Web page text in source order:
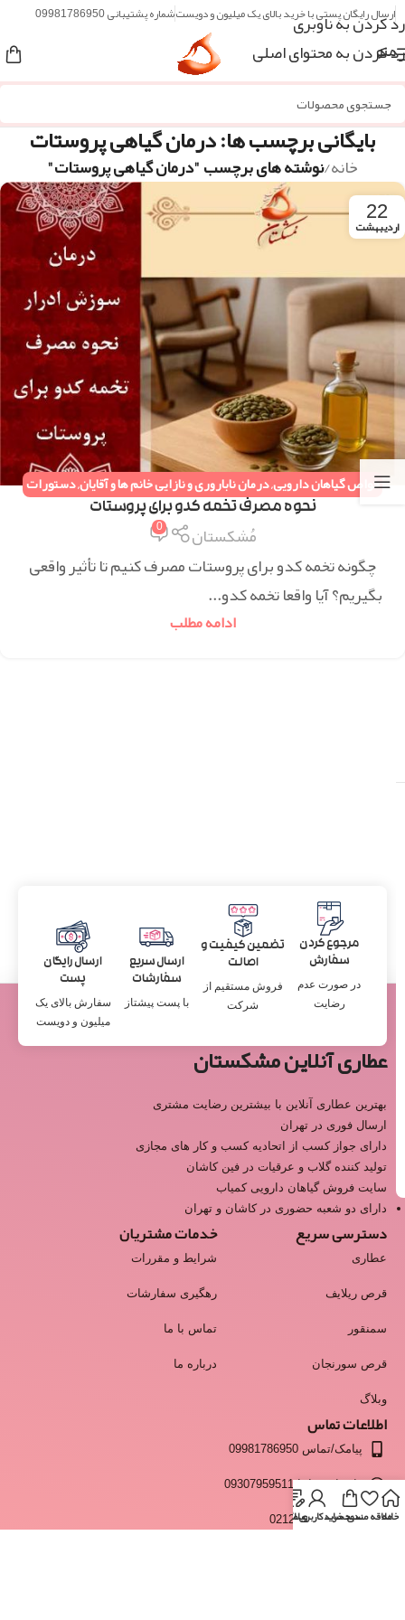
رد کردن به ناوبری
رد کردن به محتوای اصلی
ارسال رایگان پستی با خرید بالای یک میلیون و دویستشماره پشتیبانی 09981786950
منو
بایگانی برچسب ها: درمان گیاهی پروستات
خانه/نوشته های برچسب "درمان گیاهی پروستات"
22
اردیبهشت
خواص گیاهان دارویی,درمان ناباروری و نازایی خانم ها و آقایان,دستورات
همه مقالات
نحوه مصرف تخمه کدو برای پروستات
مُشکستان 0
چگونه تخمه کدو برای پروستات مصرف کنیم تا تأثیر واقعی
بگیریم؟ آیا واقعا تخمه کدو...
ادامه مطلب
مرجوع کردن
سفارش
در صورت عدم
رضایت
تضمین کیفیت و
اصالت
فروش مستقیم از
شرکت
ارسال سریع
سفارشات
با پست پیشتاز
ارسال رایگان
پست
سفارش بالای یک
میلیون و دویست
عطاری آنلاین مشکستان
بهترین عطاری آنلاین با بیشترین رضایت مشتری
ارسال فوری در تهران
دارای جواز کسب از اتحادیه کسب و کار های مجازی
تولید کننده گلاب و عرقیات در فین کاشان
سایت فروش گیاهان دارویی کمیاب
دارای دو شعبه حضوری در کاشان و تهران
دسترسی سریع
عطاری
قرص ریلایف
سمنقور
قرص سورنجان
وبلاگ
خدمات مشتریان
شرایط و مقررات
رهگیری سفارشات
تماس با ما
درباره ما
اطلاعات تماس
پیامک/تماس 09981786950
واتساپ و ایتا 09307959511
انبار 02128428537 خانهعلاقه مندیسبد خرید
حساب کاربری من
وبلاگ